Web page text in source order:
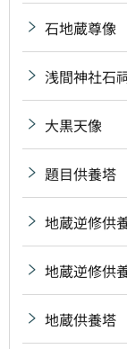
石地蔵尊像
浅間神社石
大黒天像
題目供養塔
地蔵逆修供
地蔵逆修供
地蔵供養塔